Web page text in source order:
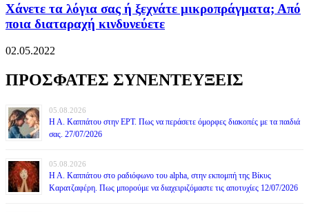
Χάνετε τα λόγια σας ή ξεχνάτε μικροπράγματα; Από
ποια διαταραχή κινδυνεύετε
02.05.2022
ΠΡΟΣΦΑΤΕΣ ΣΥΝΕΝΤΕΥΞΕΙΣ
05.08.2026
Η Α. Καππάτου στην ΕΡΤ. Πως να περάσετε όμορφες διακοπές με τα παιδιά
σας. 27/07/2026
05.08.2026
Η Α. Καππάτου στο ραδιόφωνο του alpha, στην εκπομπή της Βίκυς
Καρατζαφέρη. Πως μπορούμε να διαχειριζόμαστε τις αποτυχίες 12/07/2026